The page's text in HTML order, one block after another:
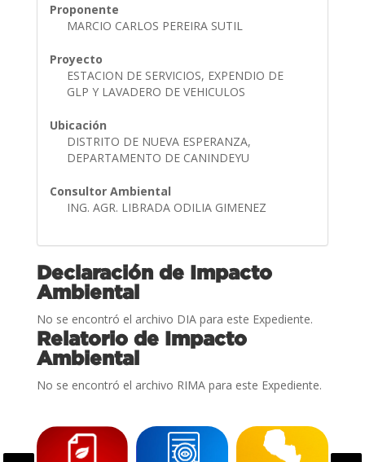
Proponente
MARCIO CARLOS PEREIRA SUTIL
Proyecto
ESTACION DE SERVICIOS, EXPENDIO DE
GLP Y LAVADERO DE VEHICULOS
Ubicación
DISTRITO DE NUEVA ESPERANZA,
DEPARTAMENTO DE CANINDEYU
Consultor Ambiental
ING. AGR. LIBRADA ODILIA GIMENEZ
Declaración de Impacto
Ambiental
No se encontró el archivo DIA para este Expediente.
Relatorio de Impacto
Ambiental
No se encontró el archivo RIMA para este Expediente.